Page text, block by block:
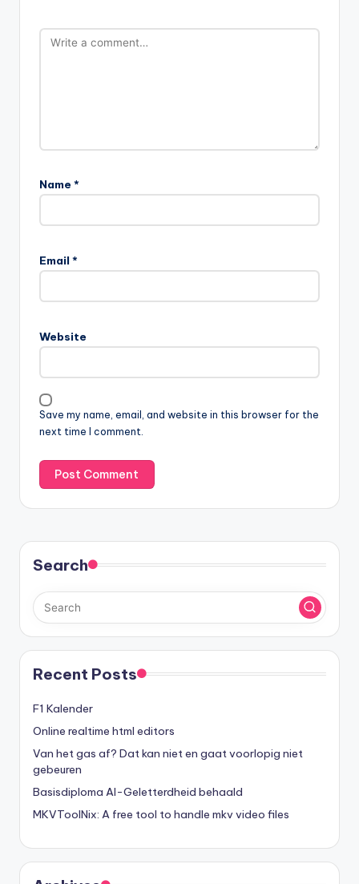
Name *
Email *
Website
Save my name, email, and website in this browser for the
next time I comment.
Search
Recent Posts
F1 Kalender
Online realtime html editors
Van het gas af? Dat kan niet en gaat voorlopig niet
gebeuren
Basisdiploma AI-Geletterdheid behaald
MKVToolNix: A free tool to handle mkv video files